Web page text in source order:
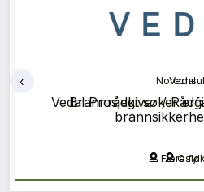
Brannrådgiver /
Flere
‹